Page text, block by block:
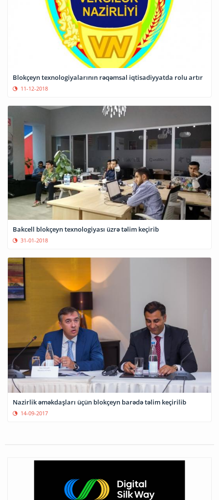
Blokçeyn texnologiyalarının rəqəmsal iqtisadiyyatda rolu artır
11-12-2018
Bakcell blokçeyn texnologiyası üzrə təlim keçirib
31-01-2018
Nazirlik əməkdaşları üçün blokçeyn barədə təlim keçirilib
14-09-2017